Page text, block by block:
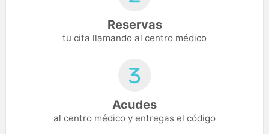
Reservas
tu cita llamando al centro médico
Acudes
al centro médico y entregas el código